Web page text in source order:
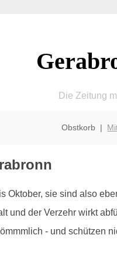
Die Zeitung
Obstkorb |
Oktober, sie sind also
und der Verzehr wirkt
- und schützen